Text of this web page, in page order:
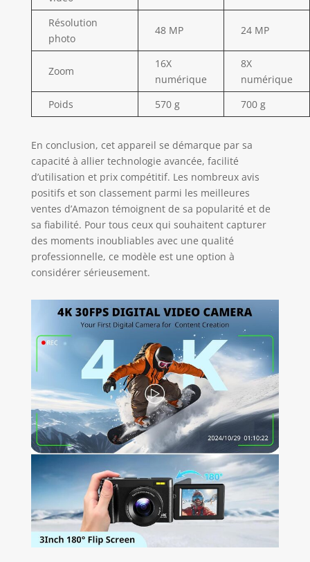
Résolution
photo
48 MP 24 MP
Zoom
16X
numérique
8X
numérique
Poids
570 g 700 g
En conclusion, cet appareil se démarque par sa
capacité à allier technologie avancée, facilité
d’utilisation et prix compétitif. Les nombreux avis
positifs et son classement parmi les meilleures
ventes d’Amazon témoignent de sa popularité et de
sa fiabilité. Pour tous ceux qui souhaitent capturer
des moments inoubliables avec une qualité
professionnelle, ce modèle est une option à
considérer sérieusement.